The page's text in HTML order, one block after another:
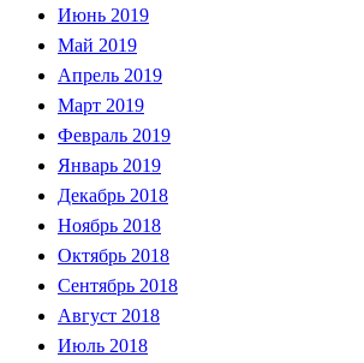
Июнь 2019
Май 2019
Апрель 2019
Март 2019
Февраль 2019
Январь 2019
Декабрь 2018
Ноябрь 2018
Октябрь 2018
Сентябрь 2018
Август 2018
Июль 2018